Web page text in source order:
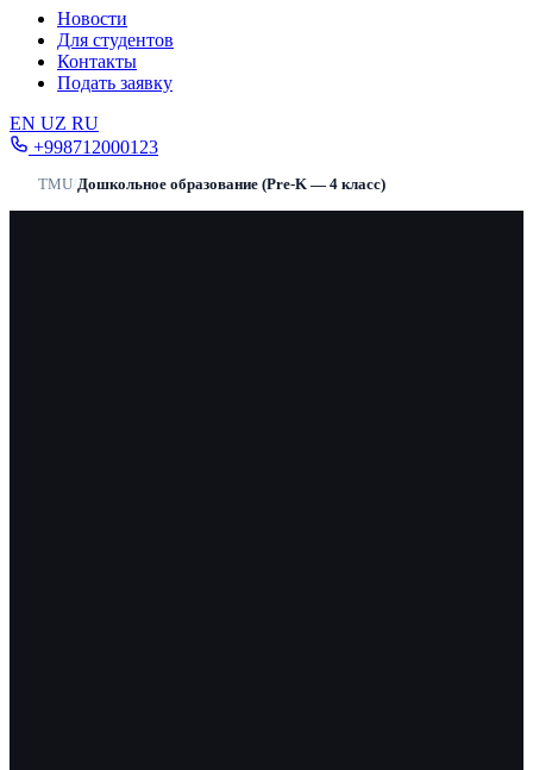
Новости
Для студентов
Контакты
Подать заявку
EN UZ RU
+998712000123
TMU/Дошкольное образование (Pre-K — 4 класс)